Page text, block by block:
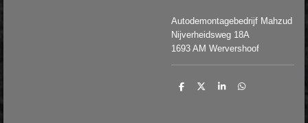
Autodemontagebedrijf Mahzud
Nijverheidsweg 18A
1693 AM Wervershoof
D
D
S
D